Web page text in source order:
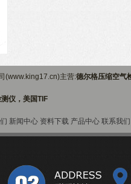
(www.king17.cn)主营:德尔格压缩空气
仪，美国TIF
新闻中心 资料下载 产品中心 联系我们